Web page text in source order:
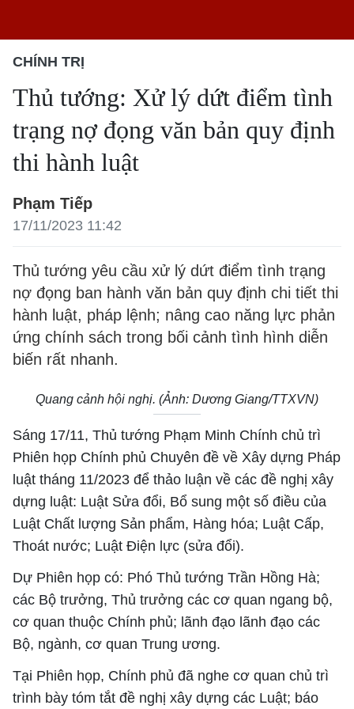
CHÍNH TRỊ
Thủ tướng: Xử lý dứt điểm tình
trạng nợ đọng văn bản quy định
thi hành luật
Phạm Tiếp
17/11/2023 11:42
Thủ tướng yêu cầu xử lý dứt điểm tình trạng
nợ đọng ban hành văn bản quy định chi tiết thi
hành luật, pháp lệnh; nâng cao năng lực phản
ứng chính sách trong bối cảnh tình hình diễn
biến rất nhanh.
Quang cảnh hội nghị. (Ảnh: Dương Giang/TTXVN)
Sáng 17/11, Thủ tướng Phạm Minh Chính chủ trì
Phiên họp Chính phủ Chuyên đề về Xây dựng Pháp
luật tháng 11/2023 để thảo luận về các đề nghị xây
dựng luật: Luật Sửa đổi, Bổ sung một số điều của
Luật Chất lượng Sản phẩm, Hàng hóa; Luật Cấp,
Thoát nước; Luật Điện lực (sửa đổi).
Dự Phiên họp có: Phó Thủ tướng Trần Hồng Hà;
các Bộ trưởng, Thủ trưởng các cơ quan ngang bộ,
cơ quan thuộc Chính phủ; lãnh đạo lãnh đạo các
Bộ, ngành, cơ quan Trung ương.
Tại Phiên họp, Chính phủ đã nghe cơ quan chủ trì
trình bày tóm tắt đề nghị xây dựng các Luật; báo